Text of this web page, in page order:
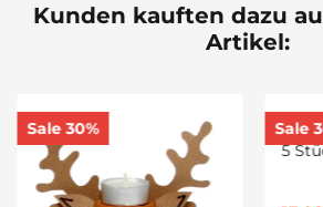
Kunden kauften dazu
Artikel:
Sale 30% Sale